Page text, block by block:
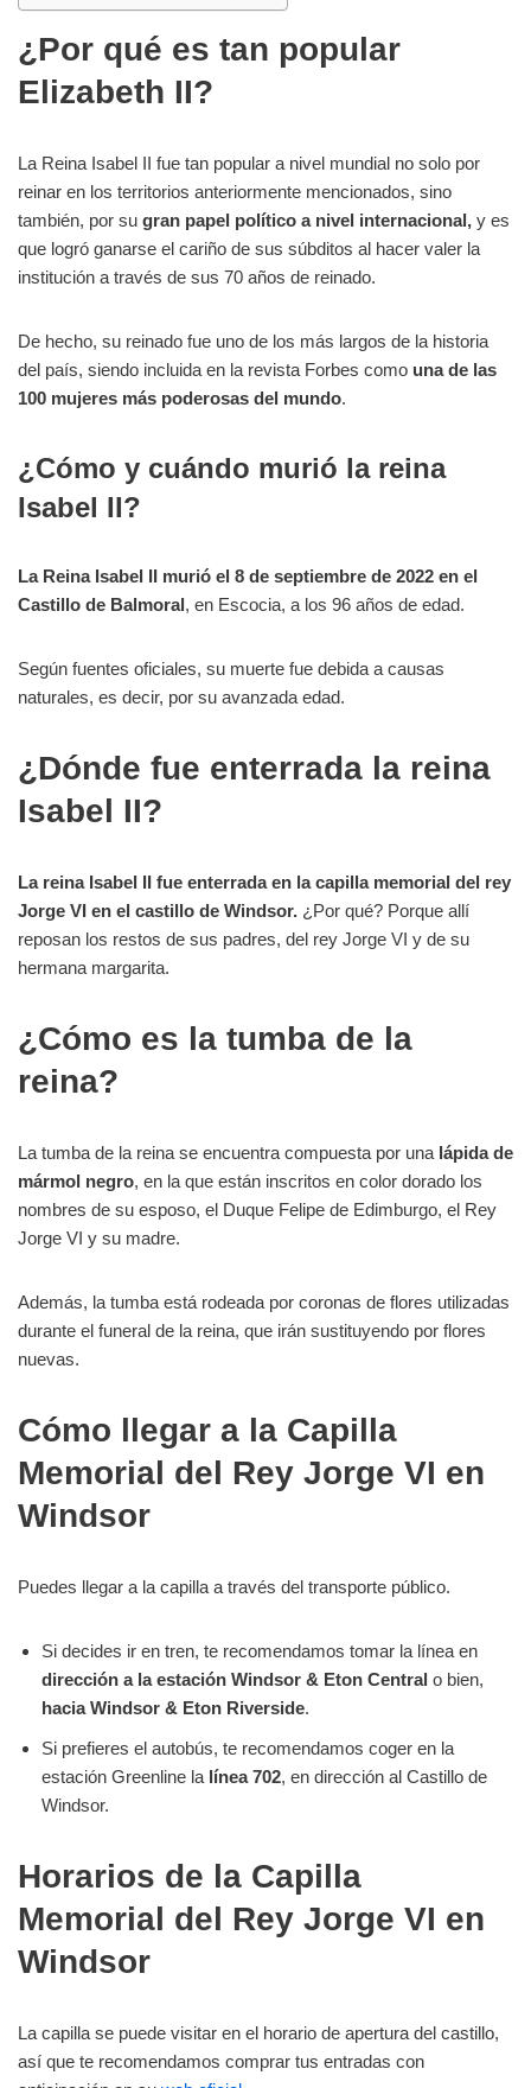
¿Por qué es tan popular
Elizabeth II?
La Reina Isabel II fue tan popular a nivel mundial no solo por
reinar en los territorios anteriormente mencionados, sino
también, por su gran papel político a nivel internacional, y es
que logró ganarse el cariño de sus súbditos al hacer valer la
institución a través de sus 70 años de reinado.
De hecho, su reinado fue uno de los más largos de la historia
del país, siendo incluida en la revista Forbes como una de las
100 mujeres más poderosas del mundo.
¿Cómo y cuándo murió la reina
Isabel II?
La Reina Isabel II murió el 8 de septiembre de 2022 en el
Castillo de Balmoral, en Escocia, a los 96 años de edad.
Según fuentes oficiales, su muerte fue debida a causas
naturales, es decir, por su avanzada edad.
¿Dónde fue enterrada la reina
Isabel II?
La reina Isabel II fue enterrada en la capilla memorial del rey
Jorge VI en el castillo de Windsor. ¿Por qué? Porque allí
reposan los restos de sus padres, del rey Jorge VI y de su
hermana margarita.
¿Cómo es la tumba de la
reina?
La tumba de la reina se encuentra compuesta por una lápida de
mármol negro, en la que están inscritos en color dorado los
nombres de su esposo, el Duque Felipe de Edimburgo, el Rey
Jorge VI y su madre.
Además, la tumba está rodeada por coronas de flores utilizadas
durante el funeral de la reina, que irán sustituyendo por flores
nuevas.
Cómo llegar a la Capilla
Memorial del Rey Jorge VI en
Windsor
Puedes llegar a la capilla a través del transporte público.
Si decides ir en tren, te recomendamos tomar la línea en
dirección a la estación Windsor & Eton Central o bien,
hacia Windsor & Eton Riverside.
Si prefieres el autobús, te recomendamos coger en la
estación Greenline la línea 702, en dirección al Castillo de
Windsor.
Horarios de la Capilla
Memorial del Rey Jorge VI en
Windsor
La capilla se puede visitar en el horario de apertura del castillo,
así que te recomendamos comprar tus entradas con